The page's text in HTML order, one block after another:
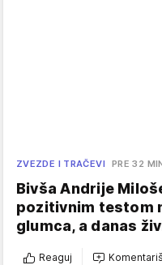
ZVEZDE I TRAČEVI PRE 32
Bivša Andrije
pozitivnim testom
glumca, a danas
Reaguj